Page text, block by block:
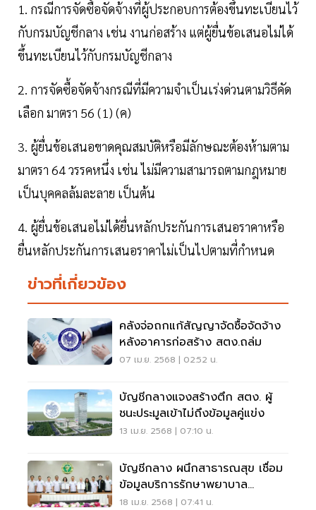
1. กรณีการจัดซื้อจัดจ้างที่ผู้ประกอบการต้องขึ้นทะเบียนไว้
กับกรมบัญชีกลาง เช่น งานก่อสร้าง แต่ผู้ยื่นข้อเสนอไม่ได้
ขึ้นทะเบียนไว้กับกรมบัญชีกลาง
2. การจัดซื้อจัดจ้างกรณีที่มีความจำเป็นเร่งด่วนตามวิธีคัด
เลือก มาตรา 56 (1) (ค)
3. ผู้ยื่นข้อเสนอขาดคุณสมบัติหรือมีลักษณะต้องห้ามตาม
มาตรา 64 วรรคหนึ่ง เช่น ไม่มีความสามารถตามกฎหมาย
เป็นบุคคลล้มละลาย เป็นต้น
4. ผู้ยื่นข้อเสนอไม่ได้ยื่นหลักประกันการเสนอราคาหรือ
ยื่นหลักประกันการเสนอราคาไม่เป็นไปตามที่กำหนด
ข่าวที่เกี่ยวข้อง
คลังจ่อถกแก้สัญญาจัดซื้อจัดจ้าง
หลังอาคารก่อสร้าง สตง.ถล่ม
07 เม.ย. 2568 | 02:52 น.
บัญชีกลางแจงสร้างตึก สตง. ผู้
ชนะประมูลเข้าไม่ถึงข้อมูลคู่แข่ง
13 เม.ย. 2568 | 07:10 น.
บัญชีกลาง ผนึกสาธารณสุข เชื่อม
ข้อมูลบริการรักษาพยาบาล
ข้าราชการ
18 เม.ย. 2568 | 07:41 น.